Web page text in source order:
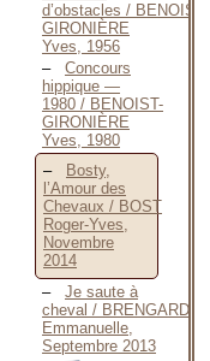
d’obstacles / BENOIST-
GIRONIÈRE
Yves, 1956
Concours
hippique —
1980 / BENOIST-
GIRONIÈRE
Yves, 1980
Bosty,
l’Amour des
Chevaux / BOST
Roger-Yves,
Novembre
2014
Je saute à
cheval / BRENGARD
Emmanuelle,
Septembre 2013